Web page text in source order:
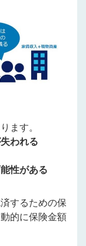
ます。
われる
性がある
するための保
的に保険金額